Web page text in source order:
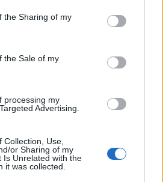
the Sharing of my
the Sale of my
processing my
Advertising.
Use,
or Sharing of my
Is Unrelated with the
it was collected.